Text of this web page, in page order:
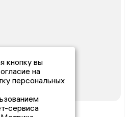
кнопку вы
на
персональных
сервиса